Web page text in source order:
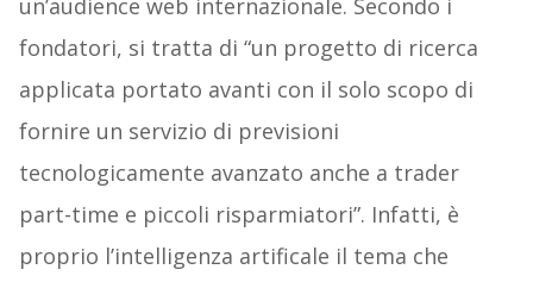
un’audience web internazionale. Secondo i
fondatori, si tratta di “un progetto di ricerca
applicata portato avanti con il solo scopo di
fornire un servizio di previsioni
tecnologicamente avanzato anche a trader
part-time e piccoli risparmiatori”. Infatti, è
proprio l’intelligenza artificale il tema che